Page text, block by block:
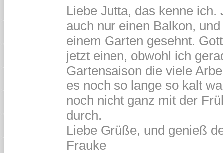
Liebe Jutta, das kenne ich.
auch nur einen Balkon,
einem Garten gesehnt.
jetzt einen, obwohl ich
Gartensaison die viele
es noch so lange so kalt
noch nicht ganz mit der
durch.
Liebe Grüße, und genieß
Frauke